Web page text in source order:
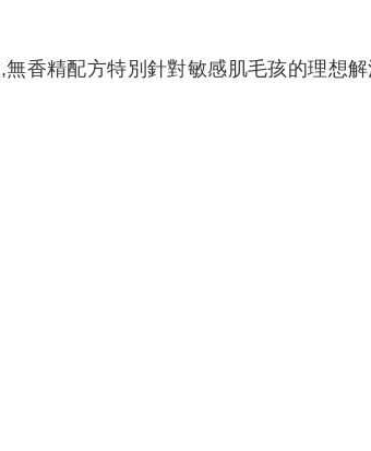
,無香精配方特別針對敏感肌毛孩的理想